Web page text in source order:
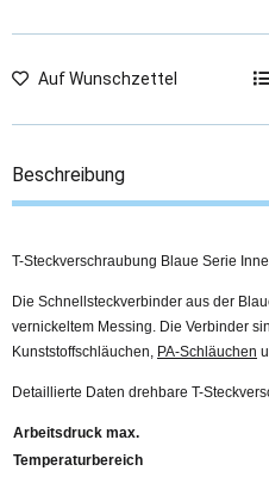
Auf Wunschzettel
Beschreibung
T-Steckverschraubung Blaue Serie
Die Schnellsteckverbinder aus der
vernickeltem Messing. Die Verbinder
Kunststoffschläuchen, PA-Schläuchen
Detaillierte Daten drehbare T-
Arbeitsdruck max.
Temperaturbereich